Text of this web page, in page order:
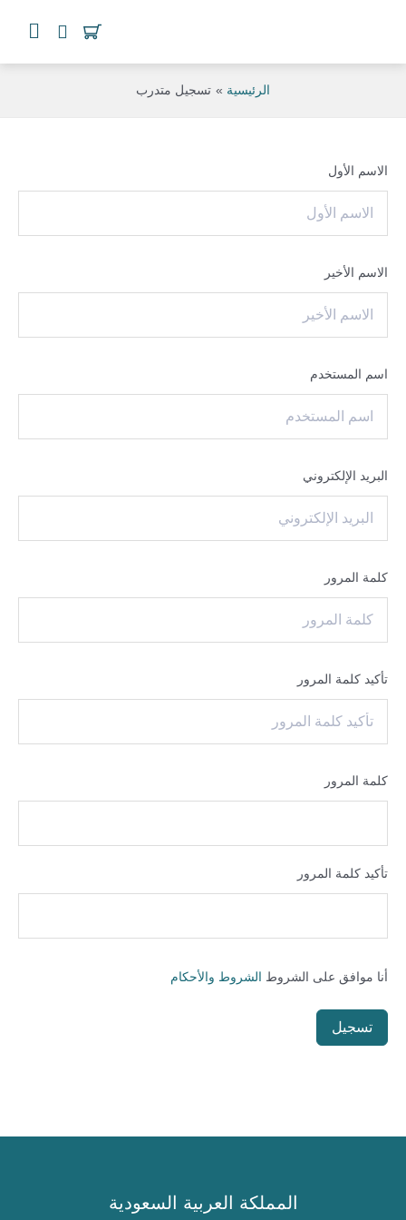
Cart
الرئيسية تسجيل متدرب
الاسم الأول
الاسم الأخير
اسم المستخدم
البريد الإلكتروني
كلمة المرور
تأكيد كلمة المرور
كلمة المرور
تأكيد كلمة المرور
أنا موافق على الشروط الشروط والأحكام
تسجيل
المملكة العربية السعودية